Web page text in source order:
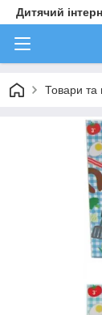
Дитячий
Товари та